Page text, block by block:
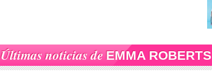
Últimas noticias deEMMA ROBERTS